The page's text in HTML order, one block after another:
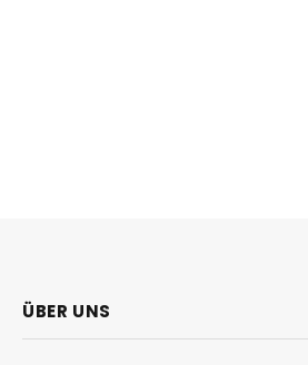
ÜBER UNS